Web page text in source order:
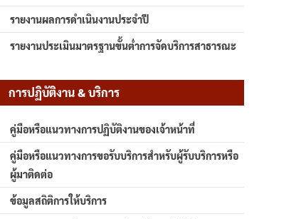
รายงานผลการดำเนินงานประจำปี
รายงานประเมินมาตรฐานขั้นต่ำการจัดบริการสาธารณะ
การปฏิบัติงาน & บริการ
คู่มือหรือแนวทางการปฏิบัติงานของเจ้าหน้าที่
คู่มือหรือแนวทางการขอรับบริการสำหรับผู้รับบริการหรือ
ผู้มาติดต่อ
ข้อมูลสถิติการให้บริการ